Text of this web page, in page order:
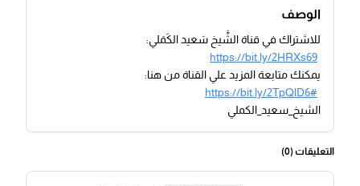
الوصف
للاشتراك في قناة الشَّيخ سَعيد الكَمَلي:
https://bit.ly/2HRXs69
يمكنك متابعة المزيد علي القناة من هنا:
https://bit.ly/2TpQlD6#
الشيخ_سعيد_الكملي
التعليقات (0
)